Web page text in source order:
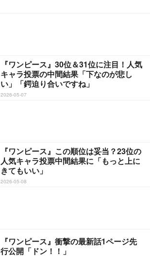
『ワンピース』30位＆31位に注目！人気
キャラ投票の中間結果「下なのが悲し
い」「鍔迫り合いですね」
2026-05-07
『ワンピース』この順位は妥当？23位の
人気キャラ投票中間結果に「もっと上に
きてもいい」
2026-05-08
『ワンピース』衝撃の最新話1ページ先
行公開「ドン！！」